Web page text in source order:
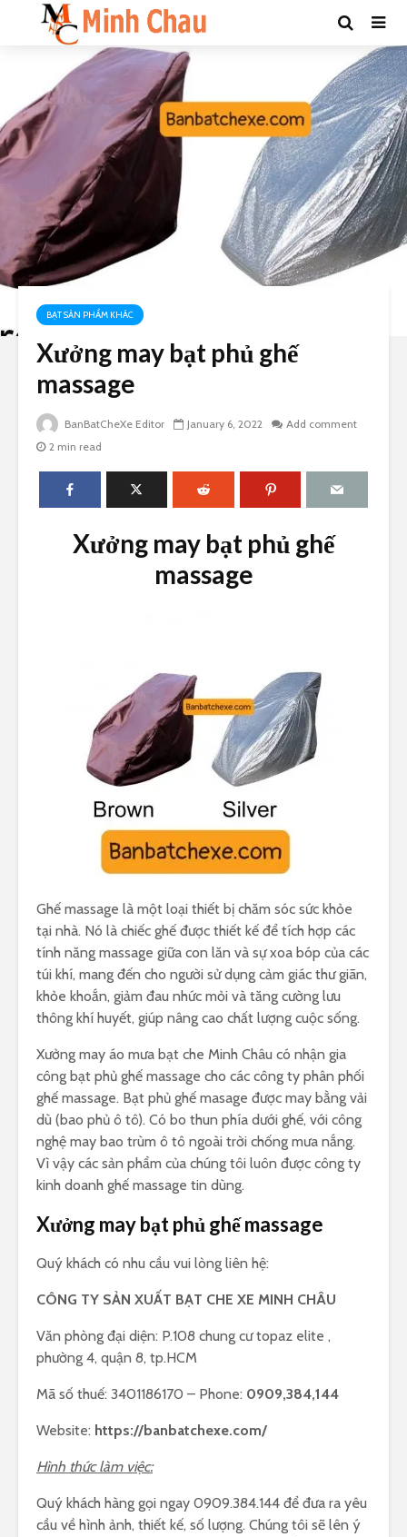
BẠT SẢN PHẨM KHÁC
Xưởng may bạt phủ ghế
massage
BanBatCheXe Editor January 6, 2022
Add comment
2 min read
Xưởng may bạt phủ ghế
massage
Ghế massage là một loại thiết bị chăm sóc sức khỏe
tại nhà. Nó là chiếc ghế được thiết kế để tích hợp các
tính năng massage giữa con lăn và sự xoa bóp của các
túi khí, mang đến cho người sử dụng cảm giác thư giãn,
khỏe khoắn, giảm đau nhức mỏi và tăng cường lưu
thông khí huyết, giúp nâng cao chất lượng cuộc sống.
Xưởng may áo mưa bạt che Minh Châu có nhận gia
công bạt phủ ghế massage cho các công ty phân phối
ghế massage. Bạt phủ ghế masage được may bằng vải
dù (bao phủ ô tô). Có bo thun phía dưới ghế, với công
nghệ may bao trùm ô tô ngoài trời chống mưa nắng.
Vì vậy các sản phẩm của chúng tôi luôn được công ty
kinh doanh ghế massage tin dùng.
Xưởng may bạt phủ ghế massage
Quý khách có nhu cầu vui lòng liên hệ:
CÔNG TY SẢN XUẤT BẠT CHE XE MINH CHÂU
Văn phòng đại diện: P.108 chung cư topaz elite ,
phường 4, quận 8, tp.HCM
Mã số thuế: 3401186170 – Phone: 0909,384,144
Website: https://banbatchexe.com/
Hình thức làm việc:
Quý khách hàng gọi ngay 0909.384.144 để đưa ra yêu
cầu về hình ảnh, thiết kế, số lượng. Chúng tôi sẽ lên ý